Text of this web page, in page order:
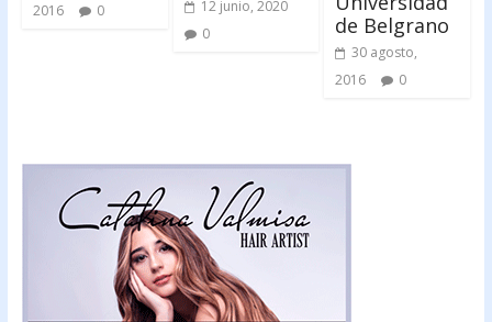
2016
0
12 junio, 2020
0
de Belgrano
30 agosto,
2016
0